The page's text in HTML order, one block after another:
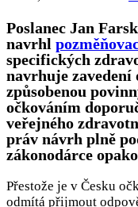
Poslanec Jan
navrhl
specifických
navrhuje zavedení
způsobenou
očkováním
veřejného
práv návrh plně
zákonodárce
Přestože je v Česku
odmítá přijmout